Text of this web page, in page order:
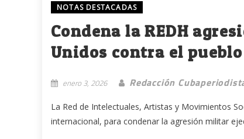
NOTAS DESTACADAS
Condena la REDH
Unidos contra el
enero 3, 2026 Redacción
La Red de Intelectuales, Artistas y Movimientos
internacional, para condenar la agresión militar